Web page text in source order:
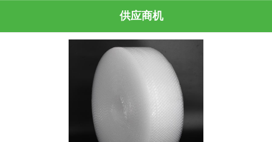
供应商机